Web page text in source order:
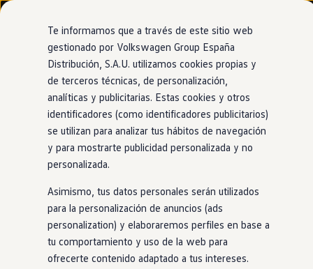
Ir
directamente
al contenido
Ir
directamente
al pie de
página
Nuevo ID. Cross
Vehículos Comerciales
Compra y ofertas
Volkswagen nuevo en stock
Volkswagen de ocasión
Financiación
My Renting
My Way
Seguros
Empresas
Autoescuelas
Eléctricos e híbridos
Más sobre híbridos
Plan Auto +
Etiquetas DGT
Simulador de autonomía, carga y ahorro
Carga y autonomía
Te informamos que a través de este sitio web
gestionado por Volkswagen Group España
Distribución, S.A.U. utilizamos cookies propias y
de terceros técnicas, de personalización,
analíticas y publicitarias. Estas cookies y otros
identificadores (como identificadores publicitarios)
se utilizan para analizar tus hábitos de navegación
y para mostrarte publicidad personalizada y no
personalizada.
Asimismo, tus datos personales serán utilizados
para la personalización de anuncios (ads
personalization) y elaboraremos perfiles en base a
tu comportamiento y uso de la web para
ofrecerte contenido adaptado a tus intereses.